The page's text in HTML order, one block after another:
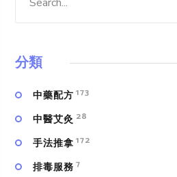
分類
中藥配方 173
中醫艾灸 28
手法推拿 172
排毒服務 7